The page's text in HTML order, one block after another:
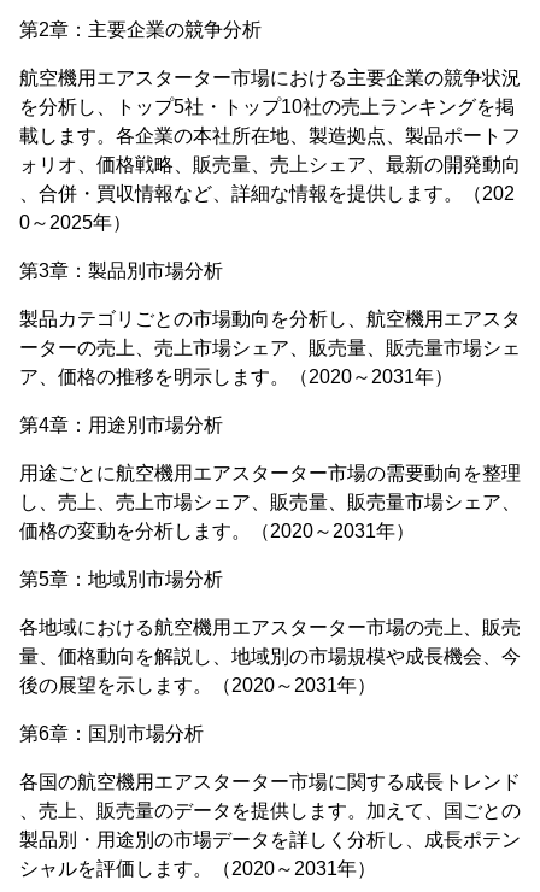
第2章：主要企業の競争分析
航空機用エアスターター市場における主要企業の競争状況
を分析し、トップ5社・トップ10社の売上ランキングを掲
載します。各企業の本社所在地、製造拠点、製品ポートフ
ォリオ、価格戦略、販売量、売上シェア、最新の開発動向
、合併・買収情報など、詳細な情報を提供します。（202
0～2025年）
第3章：製品別市場分析
製品カテゴリごとの市場動向を分析し、航空機用エアスタ
ーターの売上、売上市場シェア、販売量、販売量市場シェ
ア、価格の推移を明示します。（2020～2031年）
第4章：用途別市場分析
用途ごとに航空機用エアスターター市場の需要動向を整理
し、売上、売上市場シェア、販売量、販売量市場シェア、
価格の変動を分析します。（2020～2031年）
第5章：地域別市場分析
各地域における航空機用エアスターター市場の売上、販売
量、価格動向を解説し、地域別の市場規模や成長機会、今
後の展望を示します。（2020～2031年）
第6章：国別市場分析
各国の航空機用エアスターター市場に関する成長トレンド
、売上、販売量のデータを提供します。加えて、国ごとの
製品別・用途別の市場データを詳しく分析し、成長ポテン
シャルを評価します。（2020～2031年）